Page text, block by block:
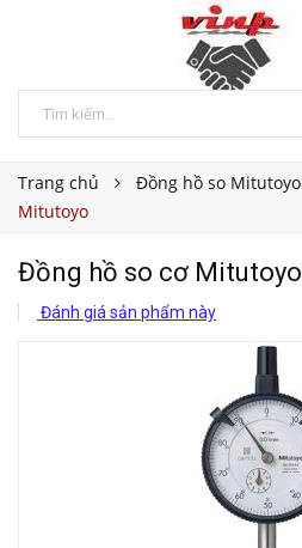
Trang chủ Đồng hồ so Mitutoyo
Mitutoyo
Đồng hồ so cơ Mitutoyo
Đánh giá sản phẩm này